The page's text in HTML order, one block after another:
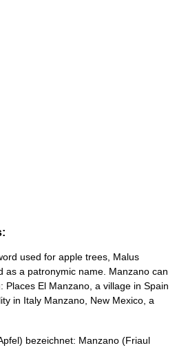
used for apple trees, Malus
as a patronymic name. Manzano can
Places El Manzano, a village in Spain
in Italy Manzano, New Mexico, a
bezeichnet: Manzano (Friaul